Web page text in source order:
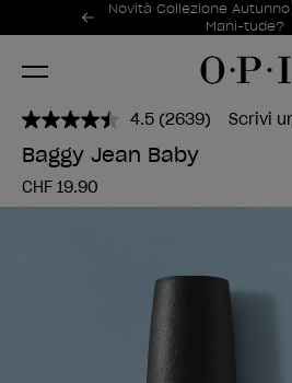
Offerte promozionali
Novità Collezione
Mani-tude?
Item 1 of 2
4.5 Leggi
2639
recensioni.
(2639) Scrivi
Baggy Jean Baby
CHF 19.90